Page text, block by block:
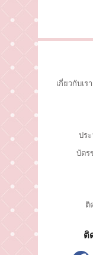
ขั้นตอนการสั่งซื้อ
เกี่ยวกับเรา
ปร
บัตร
ติ
ติ